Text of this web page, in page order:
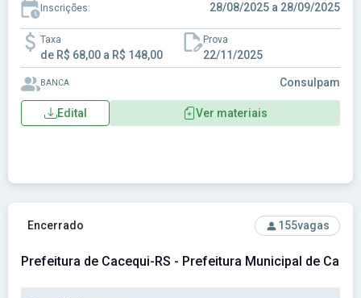
Inscrições: 28/08/2025 a 28/09/2025
Taxa
de R$ 68,00 a R$ 148,00
Prova
22/11/2025
BANCA Consulpam
Edital Ver materiais
Ver concurso: Prefeitura de Cacequi-RS - Prefeitura
Encerrado 155vagas
Prefeitura de Cacequi-RS - Prefeitura Municipal de